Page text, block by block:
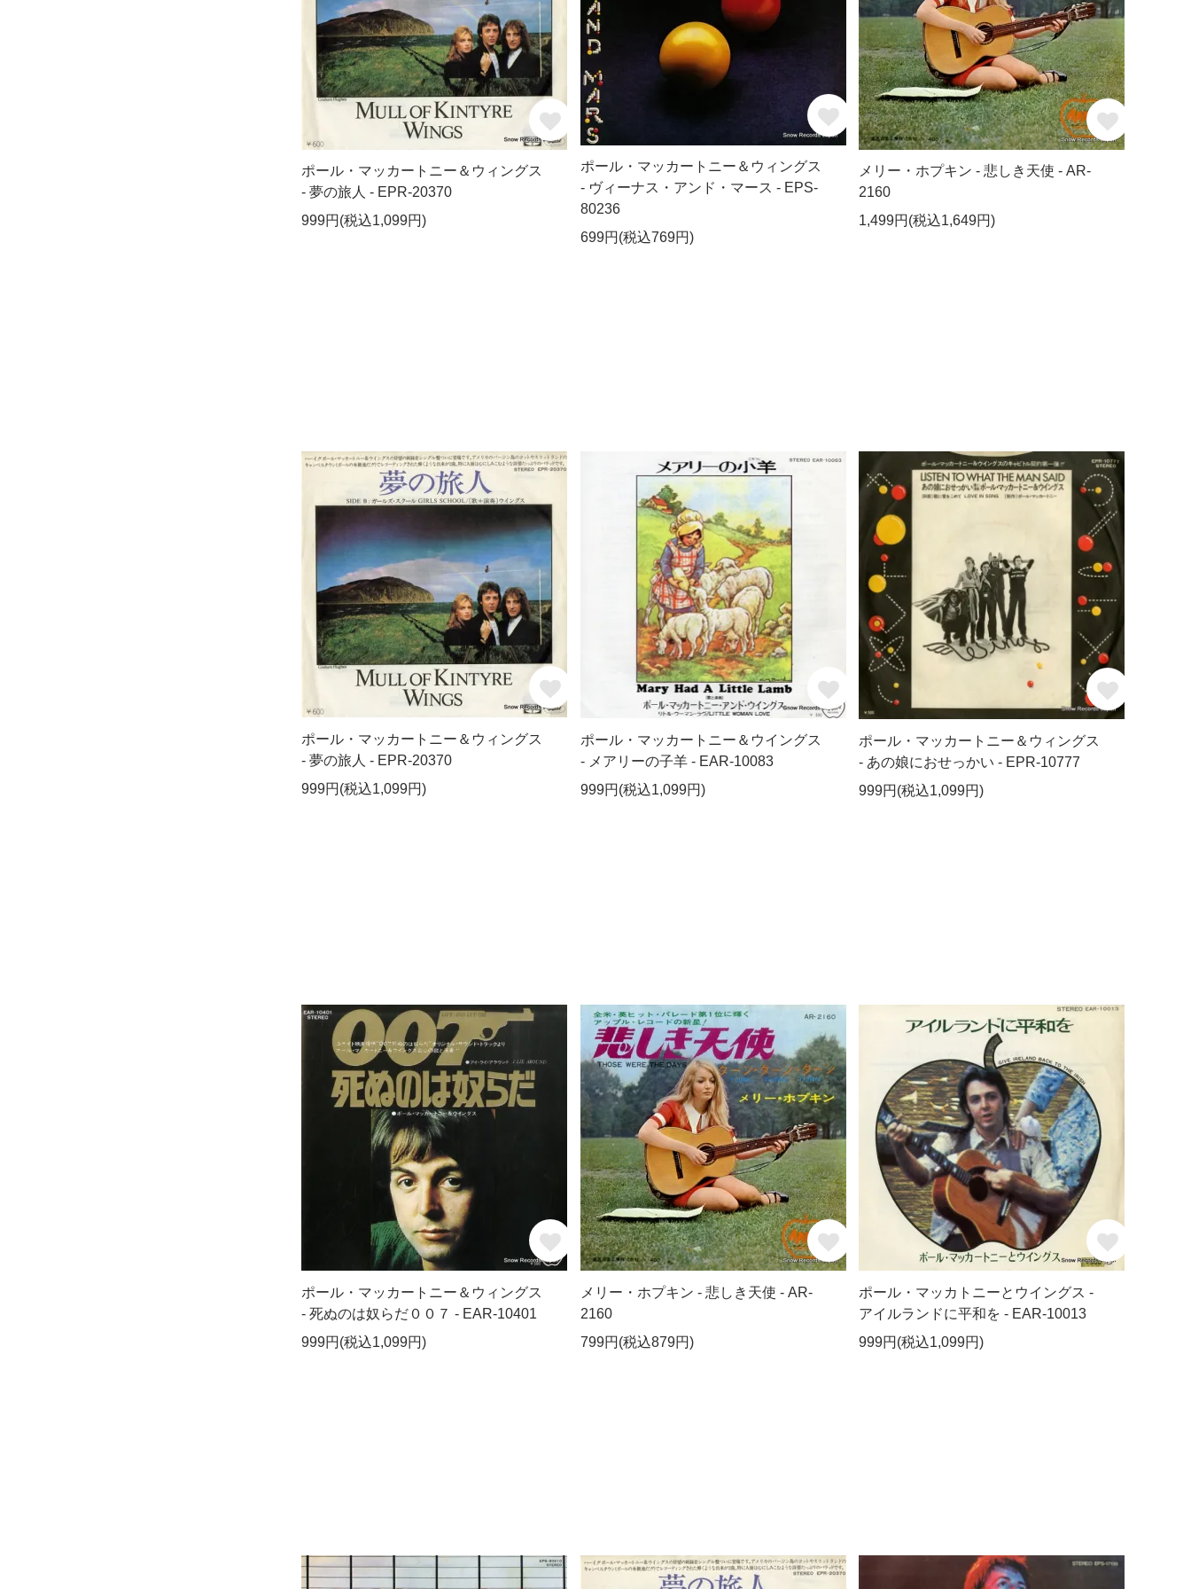
ポール・マッカートニー＆ウィングス
- 夢の旅人 - EPR-20370
999円(税込1,099円)
ポール・マッカートニー＆ウィングス
- ヴィーナス・アンド・マース - EPS-
80236
699円(税込769円)
メリー・ホプキン - 悲しき天使 - AR-
2160
1,499円(税込1,649円)
ポール・マッカートニー＆ウィングス
- 夢の旅人 - EPR-20370
999円(税込1,099円)
ポール・マッカートニー＆ウイングス
- メアリーの子羊 - EAR-10083
999円(税込1,099円)
ポール・マッカートニー＆ウィングス
- あの娘におせっかい - EPR-10777
999円(税込1,099円)
ポール・マッカートニー＆ウィングス
- 死ぬのは奴らだ００７ - EAR-10401
999円(税込1,099円)
メリー・ホプキン - 悲しき天使 - AR-
2160
799円(税込879円)
ポール・マッカトニーとウイングス -
アイルランドに平和を - EAR-10013
999円(税込1,099円)